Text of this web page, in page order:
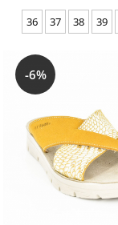
36 37 38 39
-6%